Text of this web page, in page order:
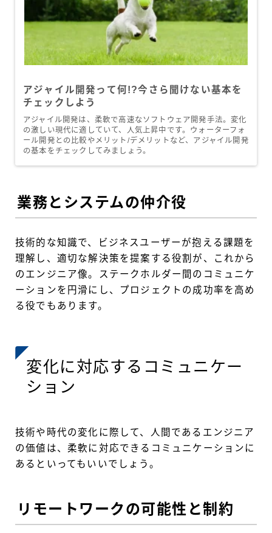
アジャイル開発って何!?今さら聞けない基本を
チェックしよう
アジャイル開発は、柔軟で高速なソフトウェア開発手法。変化
の激しい現代に適していて、人気上昇中です。ウォーターフォ
ール開発との比較やメリット/デメリットなど、アジャイル開発
の基本をチェックしてみましょう。
業務とシステムの仲介役
技術的な知識で、ビジネスユーザーが抱える課題を
理解し、適切な解決策を提案する役割が、これから
のエンジニア像。ステークホルダー間のコミュニケ
ーションを円滑にし、プロジェクトの成功率を高め
る役でもあります。
変化に対応するコミュニケー
ション
技術や時代の変化に際して、人間であるエンジニア
の価値は、柔軟に対応できるコミュニケーションに
あるといってもいいでしょう。
リモートワークの可能性と制約